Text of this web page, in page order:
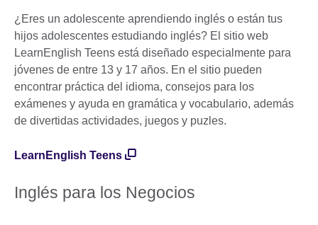
¿Eres un adolescente aprendiendo inglés o están tus
hijos adolescentes estudiando inglés? El sitio web
LearnEnglish Teens está diseñado especialmente para
jóvenes de entre 13 y 17 años. En el sitio pueden
encontrar práctica del idioma, consejos para los
exámenes y ayuda en gramática y vocabulario, además
de divertidas actividades, juegos y puzles.
LearnEnglish Teens
Inglés para los Negocios